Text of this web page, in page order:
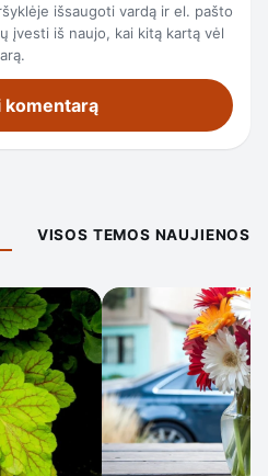
išsaugoti vardą ir el. pašto
įvesti iš naujo, kai kitą kartą vėl
VISOS TEMOS NAUJIENOS